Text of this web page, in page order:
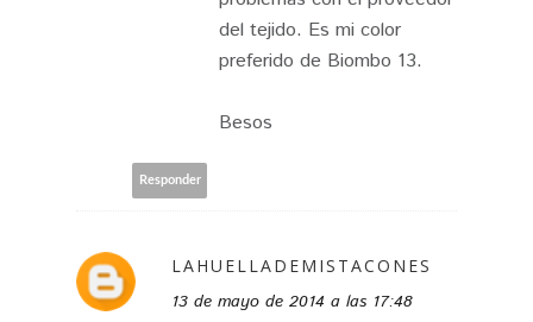
del tejido. Es mi color
preferido de Biombo 13.
Besos
Responder
LAHUELLADEMISTACONES
13 de mayo de 2014 a las 17:48